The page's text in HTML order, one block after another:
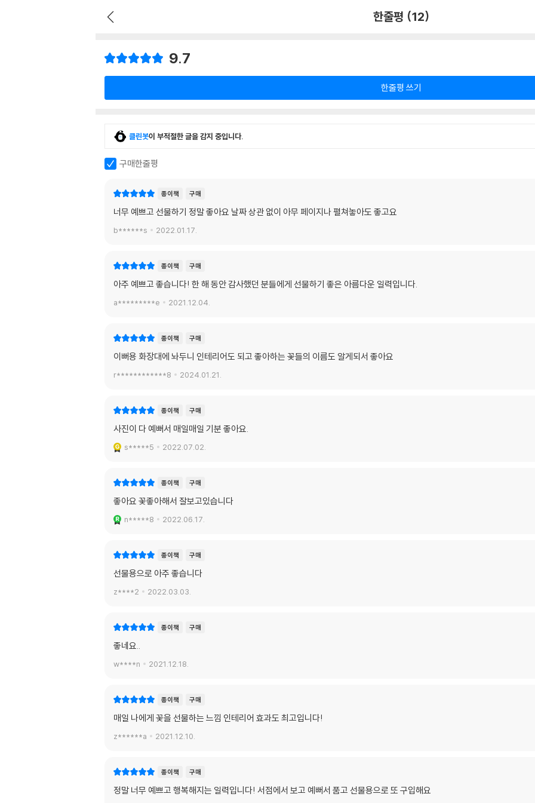
한줄평 (12)
9.7
한줄평 쓰기
클린봇이 부적절한 글을 감지 중입니다.
구매한줄평
종이책 구매
너무 예쁘고 선물하기 정말 좋아요 날짜 상관 없이 아무 페이지나 펼쳐놓아도 좋고요
b******s 2022.01.17.
종이책 구매
아주 예쁘고 좋습니다! 한 해 동안 감사했던 분들에게 선물하기 좋은 아름다운 일력입니다.
a*********e 2021.12.04.
종이책 구매
이뻐용 화장대에 놔두니 인테리어도 되고 좋아하는 꽃들의 이름도 알게되서 좋아요
r************8 2024.01.21.
종이책 구매
사진이 다 예뻐서 매일매일 기분 좋아요.
s*****5 2022.07.02.
종이책 구매
좋아요 꽃좋아해서 잘보고있습니다
n*****8 2022.06.17.
종이책 구매
선물용으로 아주 좋습니다
z****2 2022.03.03.
종이책 구매
좋네요..
w****n 2021.12.18.
종이책 구매
매일 나에게 꽃을 선물하는 느낌 인테리어 효과도 최고입니다!
z******a 2021.12.10.
종이책 구매
정말 너무 예쁘고 행복해지는 일력입니다! 서점에서 보고 예뻐서 품고 선물용으로 또 구입해요